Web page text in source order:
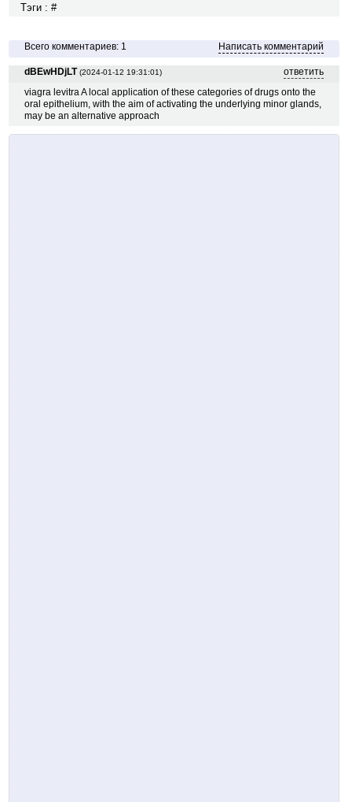
Тэги : #
Всего комментариев: 1 Написать комментарий
dBEwHDjLT (2024-01-12 19:31:01)
ответить
viagra levitra A local application of these categories of drugs onto the
oral epithelium, with the aim of activating the underlying minor glands,
may be an alternative approach